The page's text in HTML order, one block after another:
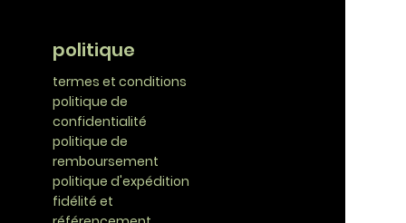
politique
termes et conditions
politique de
confidentialité
politique de
remboursement
politique d'expédition
fidélité et